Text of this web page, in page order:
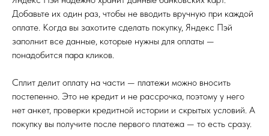
Добавьте их один раз, чтобы не вводить вручную при каждой
оплате. Когда вы захотите сделать покупку, Яндекс Пэй
заполнит все данные, которые нужны для оплаты —
понадобится пара кликов.
Сплит делит оплату на части — платежи можно вносить
постепенно. Это не кредит и не рассрочка, поэтому у него
нет анкет, проверки кредитной истории и скрытых условий. А
покупку вы получите после первого платежа — то есть сразу.